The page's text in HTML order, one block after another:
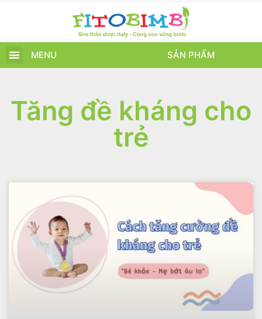
MENU SẢN PHẨM
Tăng đề kháng cho
trẻ